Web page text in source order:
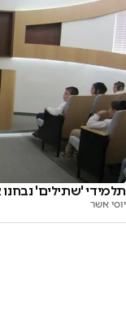
תלמידי 'שתילים' נבחנו אצל הרב אפרתי על דיני שביעית
יוסי אשר